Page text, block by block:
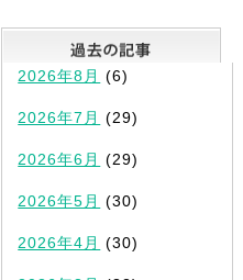
最新記事一覧
2026年8月 (6)
2026年7月 (29)
2026年6月 (29)
2026年5月 (30)
2026年4月 (30)